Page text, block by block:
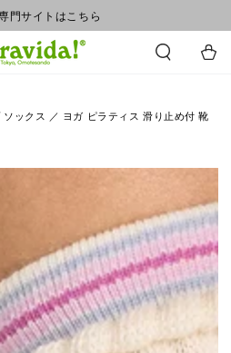
門サイトはこちら
カ
ー
ックス ／ ヨガ ピラティス 滑り止め付 靴